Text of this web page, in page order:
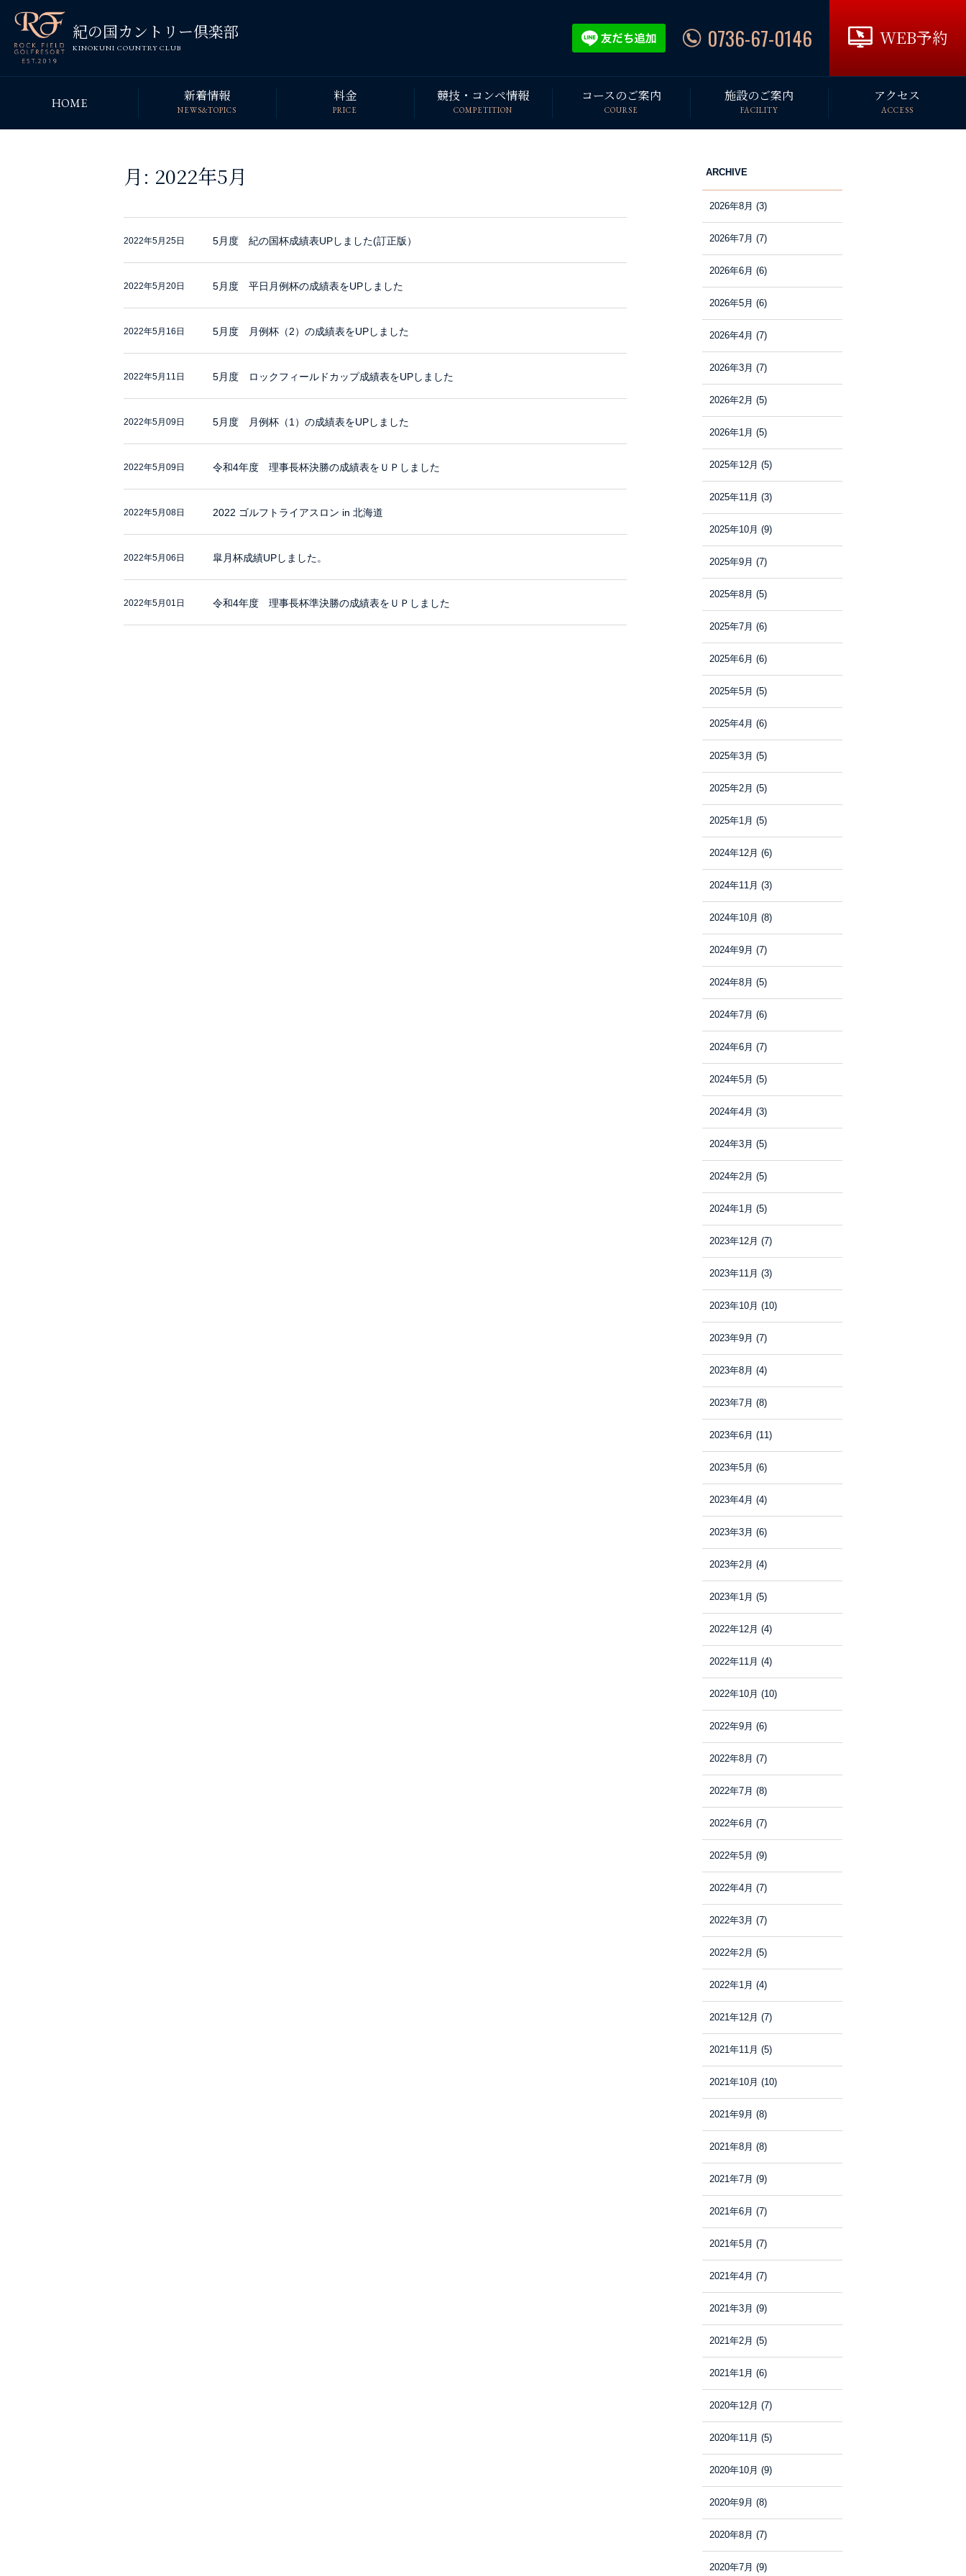
紀の国カントリー倶楽部
KINOKUNI COUNTRY CLUB 0736-67-0146 WEB予約
HOME 新着情報
NEWS&TOPICS
料金
PRICE
競技・コンペ情報
COMPETITION
コースのご案内
COURSE
施設のご案内
FACILITY
アクセス
ACCESS
月: 2022年5月
2022年5月25日 5月度 紀の国杯成績表UPしました(訂正版）
2022年5月20日 5月度 平日月例杯の成績表をUPしました
2022年5月16日 5月度 月例杯（2）の成績表をUPしました
2022年5月11日 5月度 ロックフィールドカップ成績表をUPしました
2022年5月09日 5月度 月例杯（1）の成績表をUPしました
2022年5月09日 令和4年度 理事長杯決勝の成績表をＵＰしました
2022年5月08日 2022 ゴルフトライアスロン in 北海道
2022年5月06日 皐月杯成績UPしました。
2022年5月01日 令和4年度 理事長杯準決勝の成績表をＵＰしました
ARCHIVE
2026年8月 (3)
2026年7月 (7)
2026年6月 (6)
2026年5月 (6)
2026年4月 (7)
2026年3月 (7)
2026年2月 (5)
2026年1月 (5)
2025年12月 (5)
2025年11月 (3)
2025年10月 (9)
2025年9月 (7)
2025年8月 (5)
2025年7月 (6)
2025年6月 (6)
2025年5月 (5)
2025年4月 (6)
2025年3月 (5)
2025年2月 (5)
2025年1月 (5)
2024年12月 (6)
2024年11月 (3)
2024年10月 (8)
2024年9月 (7)
2024年8月 (5)
2024年7月 (6)
2024年6月 (7)
2024年5月 (5)
2024年4月 (3)
2024年3月 (5)
2024年2月 (5)
2024年1月 (5)
2023年12月 (7)
2023年11月 (3)
2023年10月 (10)
2023年9月 (7)
2023年8月 (4)
2023年7月 (8)
2023年6月 (11)
2023年5月 (6)
2023年4月 (4)
2023年3月 (6)
2023年2月 (4)
2023年1月 (5)
2022年12月 (4)
2022年11月 (4)
2022年10月 (10)
2022年9月 (6)
2022年8月 (7)
2022年7月 (8)
2022年6月 (7)
2022年5月 (9)
2022年4月 (7)
2022年3月 (7)
2022年2月 (5)
2022年1月 (4)
2021年12月 (7)
2021年11月 (5)
2021年10月 (10)
2021年9月 (8)
2021年8月 (8)
2021年7月 (9)
2021年6月 (7)
2021年5月 (7)
2021年4月 (7)
2021年3月 (9)
2021年2月 (5)
2021年1月 (6)
2020年12月 (7)
2020年11月 (5)
2020年10月 (9)
2020年9月 (8)
2020年8月 (7)
2020年7月 (9)